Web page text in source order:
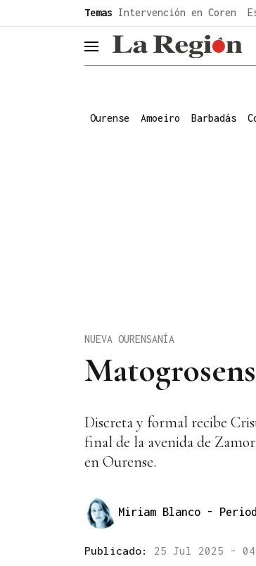
Temas Intervención en Coren
header.menu.open
Ourense Amoeiro Barbadás
NUEVA OURENSANÍA
Discreta y formal recibe
final de la avenida de
en Ourense.
Miriam Blanco -
Publicado: 25 Jul 2025 -